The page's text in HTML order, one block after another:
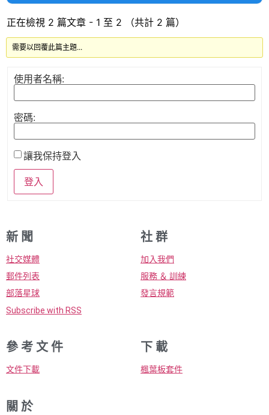
正在檢視 2 篇文章 - 1 至 2 （共計 2 篇）
需要以回覆此篇主題...
使用者名稱:
密碼:
讓我保持登入
登入
新 聞
社交媒體
郵件列表
部落星球
Subscribe with RSS
社 群
加入我們
服務 ＆ 訓練
發言規範
參 考 文 件
文件下載
下 載
楓葉板套件
關 於